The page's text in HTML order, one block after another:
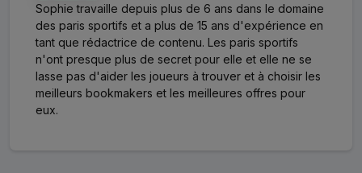
Sophie travaille depuis plus de 6 ans dans le domaine
des paris sportifs et a plus de 15 ans d'expérience en
tant que rédactrice de contenu. Les paris sportifs
n'ont presque plus de secret pour elle et elle ne se
lasse pas d'aider les joueurs à trouver et à choisir les
meilleurs bookmakers et les meilleures offres pour
eux.